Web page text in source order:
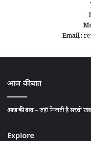
Email :
आज की बात
आज की बात– जहाँ मिलती है सच्ची
Explore